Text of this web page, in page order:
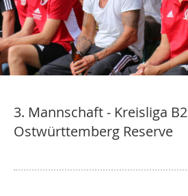
3. Mannschaft - Kreisliga B2
Ostwürttemberg Reserve